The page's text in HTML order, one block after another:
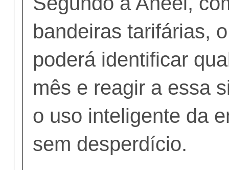
bandeiras tarifárias,
poderá identificar
mês e reagir a essa
o uso inteligente da
sem desperdício.